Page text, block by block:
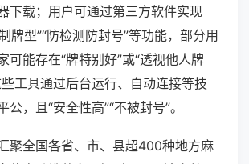
下载；用户可通过第三方软件实现
牌型”“防检测防封号”等功能，部分用
可能存在“牌特别好”或“透视他人牌
工具通过后台运行、自动连接等技
，且“安全性高”“不被封号”。
聚全国各省、市、县超400种地方麻